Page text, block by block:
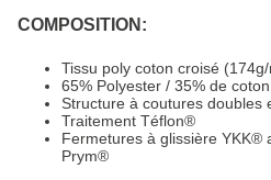
COMPOSITION:
Tissu poly coton croisé (174g/
65% Polyester / 35% de coton
Structure à coutures doubles
Traitement Téflon®
Fermetures à glissière YKK®
Prym®